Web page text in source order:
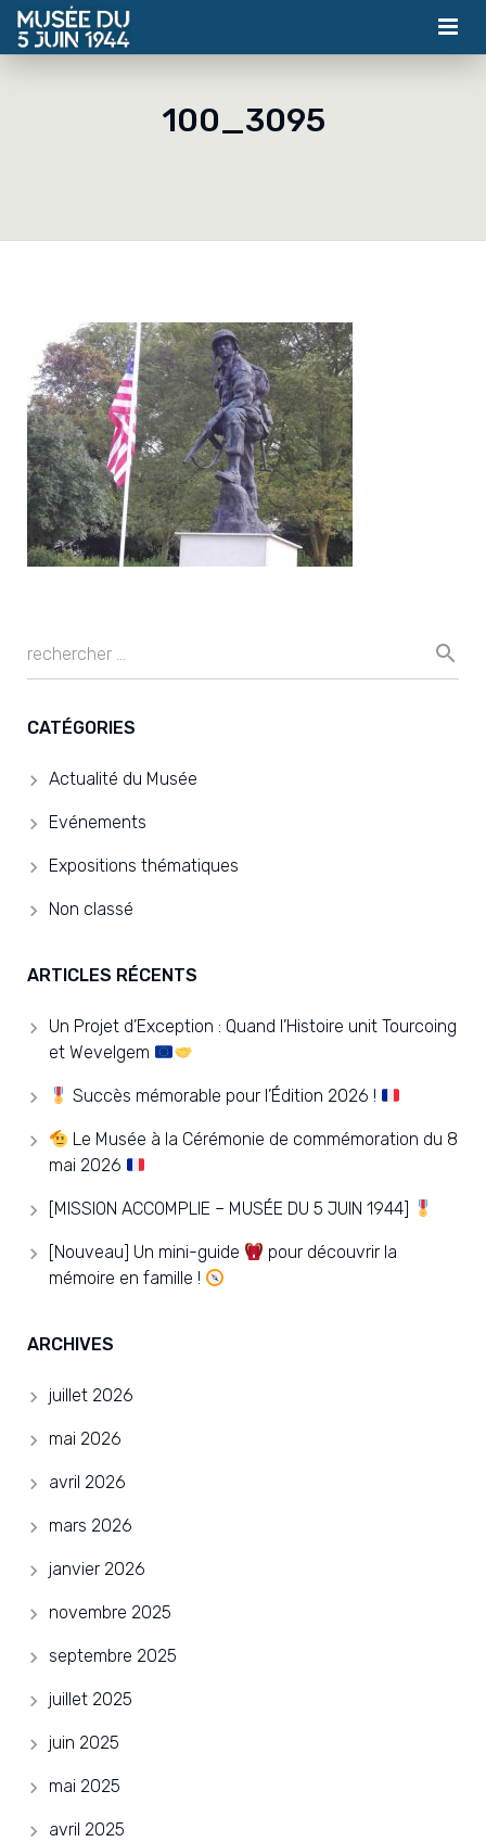
BILLETTERIE
100_3095
CATÉGORIES
Actualité du Musée
Evénements
Expositions thématiques
Non classé
ARTICLES RÉCENTS
Un Projet d’Exception : Quand l’Histoire unit Tourcoing
et Wevelgem
Succès mémorable pour l’Édition 2026 !
Le Musée à la Cérémonie de commémoration du 8
mai 2026
[MISSION ACCOMPLIE – MUSÉE DU 5 JUIN 1944]
[Nouveau] Un mini-guide
pour découvrir la
mémoire en famille !
ARCHIVES
juillet 2026
mai 2026
avril 2026
mars 2026
janvier 2026
novembre 2025
septembre 2025
juillet 2025
juin 2025
mai 2025
avril 2025